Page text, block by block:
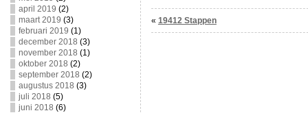
april 2019 (2)
maart 2019 (3)
februari 2019 (1)
december 2018 (3)
november 2018 (1)
oktober 2018 (2)
september 2018 (2)
augustus 2018 (3)
juli 2018 (5)
juni 2018 (6)
« 19412 Stappen